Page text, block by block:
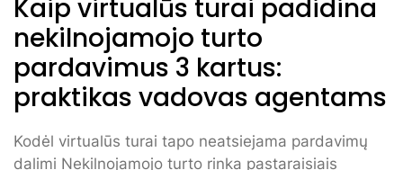
Kaip virtualūs turai padidina
nekilnojamojo turto
pardavimus 3 kartus:
praktikas vadovas agentams
Kodėl virtualūs turai tapo neatsiejama pardavimų
dalimi Nekilnojamojo turto rinka pastaraisiais